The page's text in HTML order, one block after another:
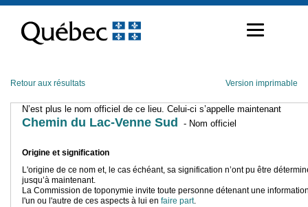
contenu
Retour aux résultats Version imprimable
N’est plus le nom officiel de ce lieu. Celui-ci s’appelle maintenant
Chemin du Lac-Venne Sud - Nom officiel
Origine et signification
L'origine de ce nom et, le cas échéant, sa signification n’ont pu être
jusqu’à maintenant.
La Commission de toponymie invite toute personne détenant une
l'un ou l'autre de ces aspects à lui en faire part.